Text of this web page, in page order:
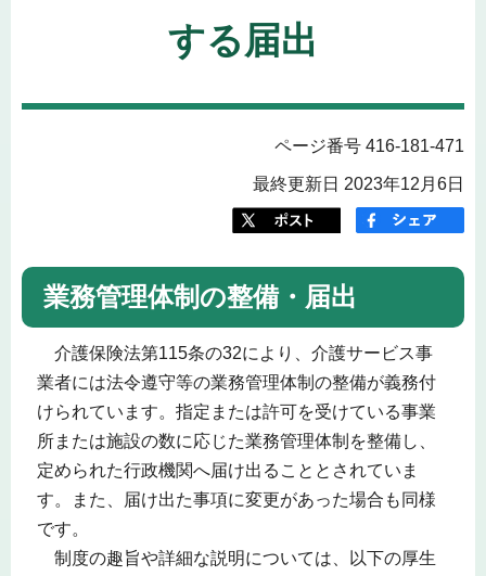
する届出
ページ番号 416-181-471
最終更新日 2023年12月6日
業務管理体制の整備・届出
介護保険法第115条の32により、介護サービス事
業者には法令遵守等の業務管理体制の整備が義務付
けられています。指定または許可を受けている事業
所または施設の数に応じた業務管理体制を整備し、
定められた行政機関へ届け出ることとされていま
す。また、届け出た事項に変更があった場合も同様
です。
制度の趣旨や詳細な説明については、以下の厚生